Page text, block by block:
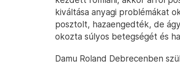
kiváltása anyagi problémákat
posztolt, hazaengedték, de
okozta súlyos betegségét és
Damu Roland Debrecenben